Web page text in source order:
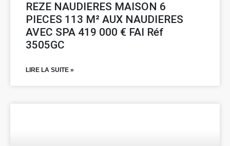
REZE NAUDIERES MAISON 6
PIECES 113 M² AUX NAUDIERES
AVEC SPA 419 000 € FAI Réf
3505GC
LIRE LA SUITE »